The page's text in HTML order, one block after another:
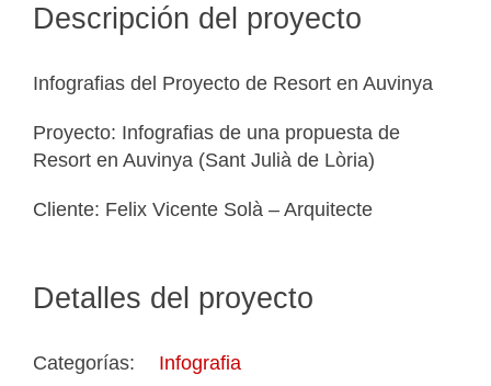
Descripción del proyecto
Infografias del Proyecto de Resort en Auvinya
Proyecto: Infografias de una propuesta de
Resort en Auvinya (Sant Julià de Lòria)
Cliente: Felix Vicente Solà – Arquitecte
Detalles del proyecto
Categorías: Infografia